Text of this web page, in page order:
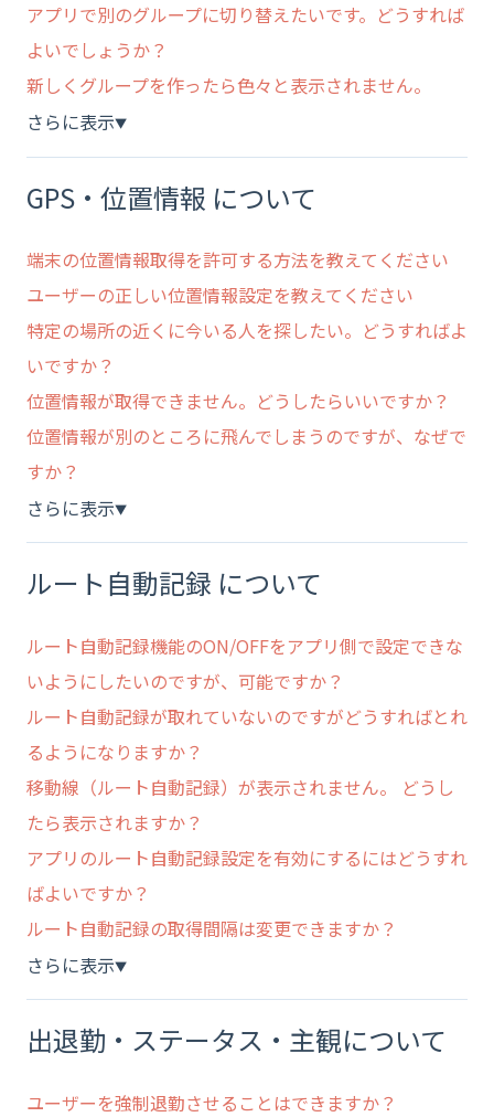
アプリで別のグループに切り替えたいです。どうすれば
よいでしょうか？
新しくグループを作ったら色々と表示されません。
さらに表示▼
GPS・位置情報 について
端末の位置情報取得を許可する方法を教えてください
ユーザーの正しい位置情報設定を教えてください
特定の場所の近くに今いる人を探したい。どうすればよ
いですか？
位置情報が取得できません。どうしたらいいですか？
位置情報が別のところに飛んでしまうのですが、なぜで
すか？
さらに表示▼
ルート自動記録 について
ルート自動記録機能のON/OFFをアプリ側で設定できな
いようにしたいのですが、可能ですか？
ルート自動記録が取れていないのですがどうすればとれ
るようになりますか？
移動線（ルート自動記録）が表示されません。 どうし
たら表示されますか？
アプリのルート自動記録設定を有効にするにはどうすれ
ばよいですか？
ルート自動記録の取得間隔は変更できますか？
さらに表示▼
出退勤・ステータス・主観について
ユーザーを強制退勤させることはできますか？